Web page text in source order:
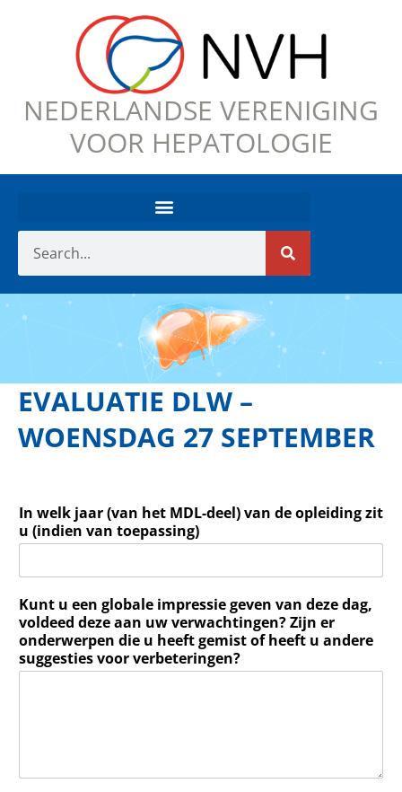
NEDERLANDSE VERENIGING
VOOR HEPATOLOGIE
EVALUATIE DLW –
WOENSDAG 27 SEPTEMBER
In welk jaar (van het MDL-deel) van de opleiding zit
u (indien van toepassing)
Kunt u een globale impressie geven van deze dag,
voldeed deze aan uw verwachtingen? Zijn er
onderwerpen die u heeft gemist of heeft u andere
suggesties voor verbeteringen?